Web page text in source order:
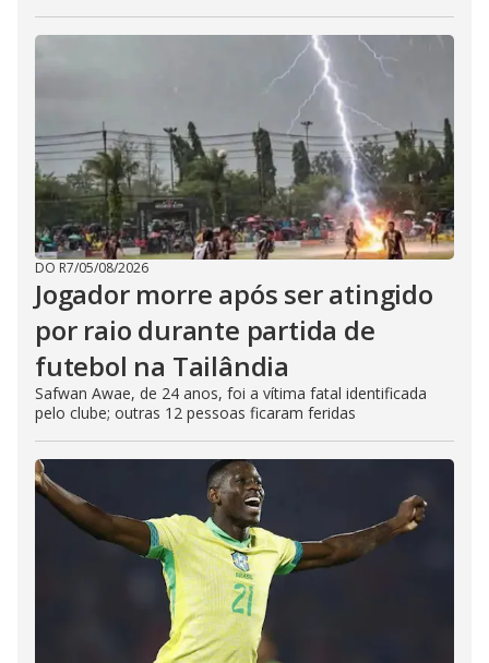
DO R7/05/08/2026
Jogador morre após ser atingido
por raio durante partida de
futebol na Tailândia
Safwan Awae, de 24 anos, foi a vítima fatal identificada
pelo clube; outras 12 pessoas ficaram feridas